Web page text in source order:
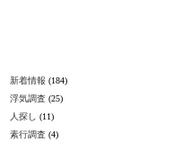
新着情報 (184)
浮気調査 (25)
人探し
(11)
素行調査 (4)